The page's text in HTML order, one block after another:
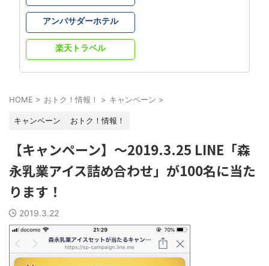
アンバサダーホテル
楽天トラベル
HOME > おトク！情報！ > キャンペーン >
キャンペーン おトク！情報！
【キャンペーン】～2019.3.25 LINE「森
永乳業アイス詰め合わせ」が100名に当た
ります！
2019.3.22